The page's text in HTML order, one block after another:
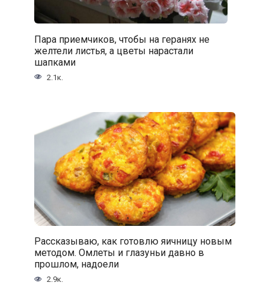
Пара приемчиков, чтобы на геранях не
желтели листья, а цветы нарастали
шапками
2.1к.
Рассказываю, как готовлю яичницу новым
методом. Омлеты и глазуньи давно в
прошлом, надоели
2.9к.